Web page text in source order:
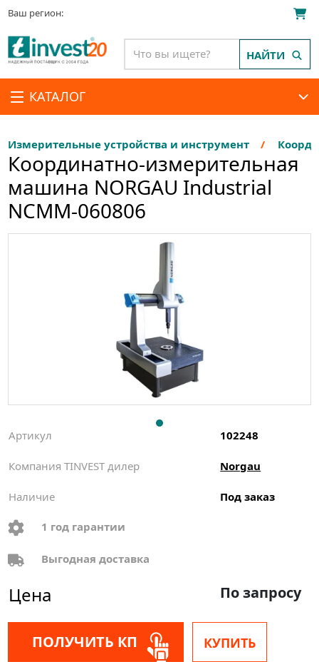
Ваш регион:
КАТАЛОГ
НАЙТИ
Измерительные устройства и инструмент
Координатно-измерительная
машина NORGAU Industrial
NCMM-060806
Артикул 102248
Компания TINVEST дилер Norgau
Наличие Под заказ
1 год гарантии
Выгодная доставка
Цена По запросу
ПОЛУЧИТЬ КП КУПИТЬ